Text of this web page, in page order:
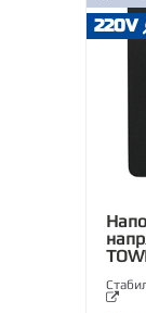
220V